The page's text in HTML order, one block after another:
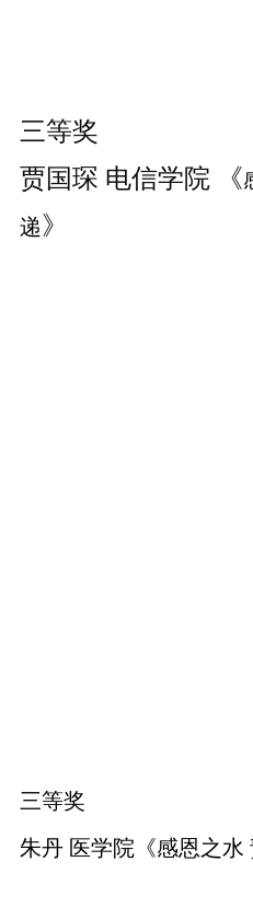
三等奖
贾国琛 电信学院 《
递》
三等奖
朱丹 医学院《感恩之水